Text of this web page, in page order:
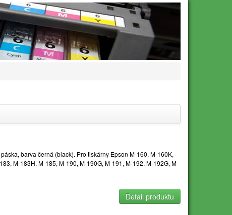
barva černá (black). Pro tiskárny Epson M-160, M-160K,
M-183H, M-185, M-190, M-190G, M-191, M-192, M-192G, M-
Detail produktu